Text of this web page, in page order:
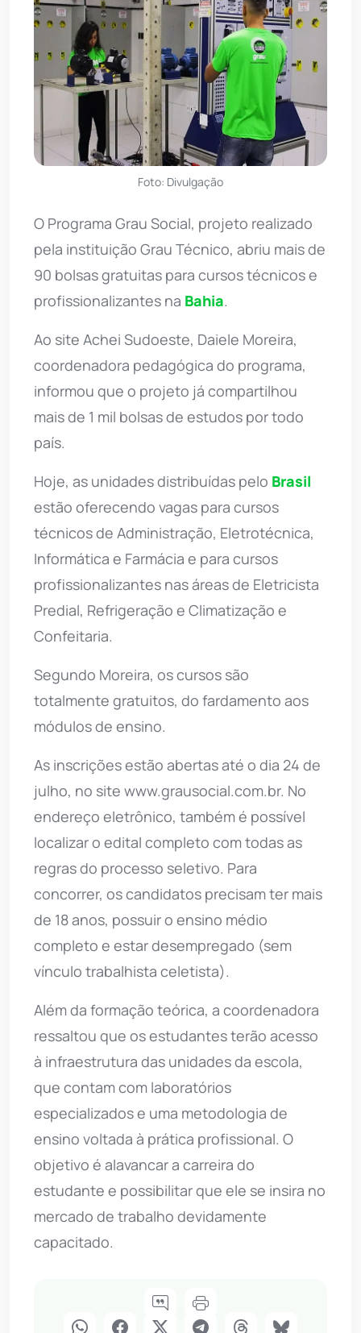
Foto: Divulgação
O Programa Grau Social, projeto realizado
pela instituição Grau Técnico, abriu mais de
90 bolsas gratuitas para cursos técnicos e
profissionalizantes na Bahia.
Ao site Achei Sudoeste, Daiele Moreira,
coordenadora pedagógica do programa,
informou que o projeto já compartilhou
mais de 1 mil bolsas de estudos por todo
país.
Hoje, as unidades distribuídas pelo Brasil
estão oferecendo vagas para cursos
técnicos de Administração, Eletrotécnica,
Informática e Farmácia e para cursos
profissionalizantes nas áreas de Eletricista
Predial, Refrigeração e Climatização e
Confeitaria.
Segundo Moreira, os cursos são
totalmente gratuitos, do fardamento aos
módulos de ensino.
As inscrições estão abertas até o dia 24 de
julho, no site www.grausocial.com.br. No
endereço eletrônico, também é possível
localizar o edital completo com todas as
regras do processo seletivo. Para
concorrer, os candidatos precisam ter mais
de 18 anos, possuir o ensino médio
completo e estar desempregado (sem
vínculo trabalhista celetista).
Além da formação teórica, a coordenadora
ressaltou que os estudantes terão acesso
à infraestrutura das unidades da escola,
que contam com laboratórios
especializados e uma metodologia de
ensino voltada à prática profissional. O
objetivo é alavancar a carreira do
estudante e possibilitar que ele se insira no
mercado de trabalho devidamente
capacitado.